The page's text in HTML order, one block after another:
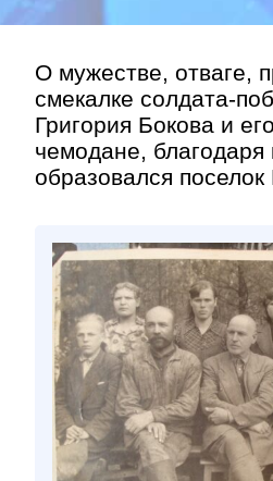
О мужестве, отваге,
смекалке солдата-
Григория Бокова и
чемодане, благодаря
образовался поселок